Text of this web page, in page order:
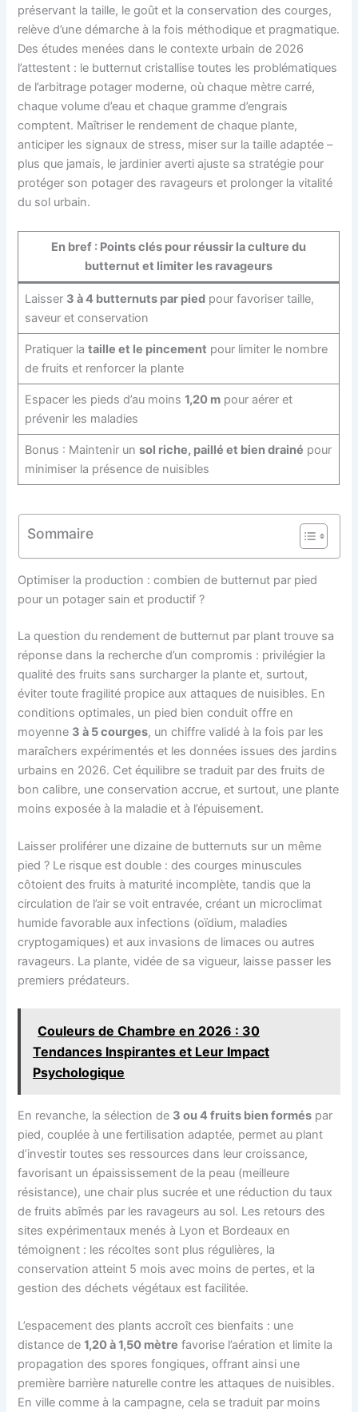
préservant la taille, le goût et la conservation des courges,
relève d’une démarche à la fois méthodique et pragmatique.
Des études menées dans le contexte urbain de 2026
l’attestent : le butternut cristallise toutes les problématiques
de l’arbitrage potager moderne, où chaque mètre carré,
chaque volume d’eau et chaque gramme d’engrais
comptent. Maîtriser le rendement de chaque plante,
anticiper les signaux de stress, miser sur la taille adaptée –
plus que jamais, le jardinier averti ajuste sa stratégie pour
protéger son potager des ravageurs et prolonger la vitalité
du sol urbain.
En bref : Points clés pour réussir la culture du
butternut et limiter les ravageurs
Laisser 3 à 4 butternuts par piedpour favoriser taille,
saveur et conservation
Pratiquer la taille et le pincement pour limiter le nombre
de fruits et renforcer la plante
Espacer les pieds d’au moins 1,20 mpour aérer et
prévenir les maladies
Bonus : Maintenir un sol riche, paillé et bien drainé pour
minimiser la présence de nuisibles
Sommaire
Optimiser la production : combien de butternut par pied
pour un potager sain et productif ?
La question du rendement de butternut par plant trouve sa
réponse dans la recherche d’un compromis : privilégier la
qualité des fruits sans surcharger la plante et, surtout,
éviter toute fragilité propice aux attaques de nuisibles. En
conditions optimales, un pied bien conduit offre en
moyenne 3 à 5 courges, un chiffre validé à la fois par les
maraîchers expérimentés et les données issues des jardins
urbains en 2026. Cet équilibre se traduit par des fruits de
bon calibre, une conservation accrue, et surtout, une plante
moins exposée à la maladie et à l’épuisement.
Laisser proliférer une dizaine de butternuts sur un même
pied ? Le risque est double : des courges minuscules
côtoient des fruits à maturité incomplète, tandis que la
circulation de l’air se voit entravée, créant un microclimat
humide favorable aux infections (oïdium, maladies
cryptogamiques) et aux invasions de limaces ou autres
ravageurs. La plante, vidée de sa vigueur, laisse passer les
premiers prédateurs.
Couleurs de Chambre en 2026 : 30
Tendances Inspirantes et Leur Impact
Psychologique
En revanche, la sélection de 3 ou 4 fruits bien formés par
pied, couplée à une fertilisation adaptée, permet au plant
d’investir toutes ses ressources dans leur croissance,
favorisant un épaississement de la peau (meilleure
résistance), une chair plus sucrée et une réduction du taux
de fruits abîmés par les ravageurs au sol. Les retours des
sites expérimentaux menés à Lyon et Bordeaux en
témoignent : les récoltes sont plus régulières, la
conservation atteint 5 mois avec moins de pertes, et la
gestion des déchets végétaux est facilitée.
L’espacement des plants accroît ces bienfaits : une
distance de1,20 à 1,50 mètre favorise l’aération et limite la
propagation des spores fongiques, offrant ainsi une
première barrière naturelle contre les attaques de nuisibles.
En ville comme à la campagne, cela se traduit par moins